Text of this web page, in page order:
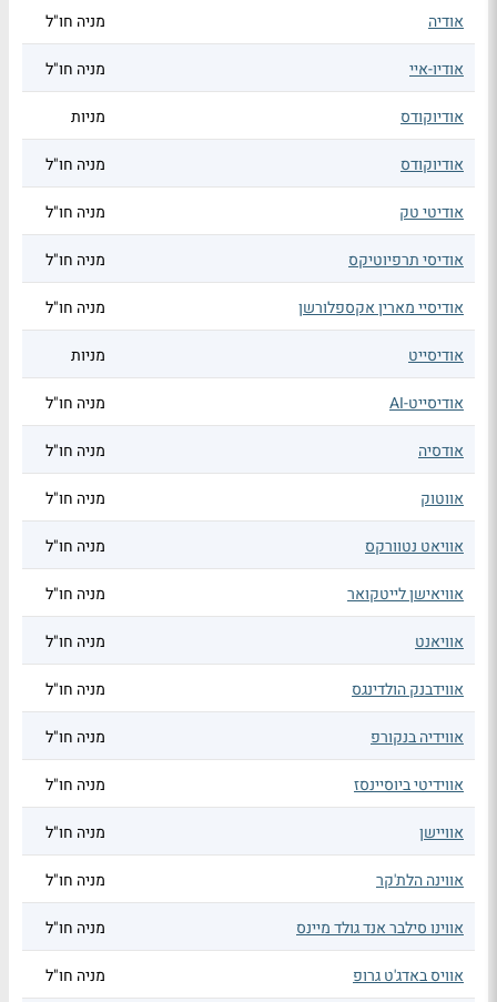
אודיה מניה חו"ל
אודיו-איי מניה חו"ל
אודיוקודס מניות
אודיוקודס מניה חו"ל
אודיטי טק מניה חו"ל
אודיסי תרפיוטיקס מניה חו"ל
אודיסיי מארין אקספלורשן מניה חו"ל
אודיסייט מניות
אודיסייט-AI מניה חו"ל
אודסיה מניה חו"ל
אווטוק מניה חו"ל
אוויאט נטוורקס מניה חו"ל
אוויאישן לייטקואר מניה חו"ל
אוויאנט מניה חו"ל
אווידבנק הולדינגס מניה חו"ל
אווידיה בנקורפ מניה חו"ל
אווידיטי ביוסיינסז מניה חו"ל
אוויישן מניה חו"ל
אווינה הלת'קר מניה חו"ל
אווינו סילבר אנד גולד מיינס מניה חו"ל
אוויס באדג'ט גרופ מניה חו"ל